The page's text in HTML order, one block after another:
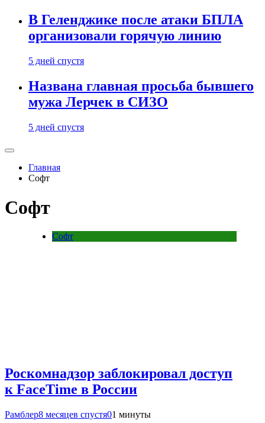
В Геленджике после атаки БПЛА
организовали горячую линию
5 дней спустя
Названа главная просьба бывшего
мужа Лерчек в СИЗО
5 дней спустя
Главная
Софт
Софт
Софт
Роскомнадзор заблокировал доступ
к FaceTime в России
Рамблер8 месяцев спустя01 минуты